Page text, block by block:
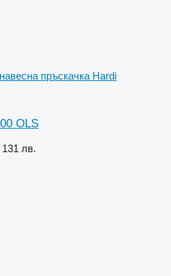
навесна пръскачка Hardi
OLS
131 лв.